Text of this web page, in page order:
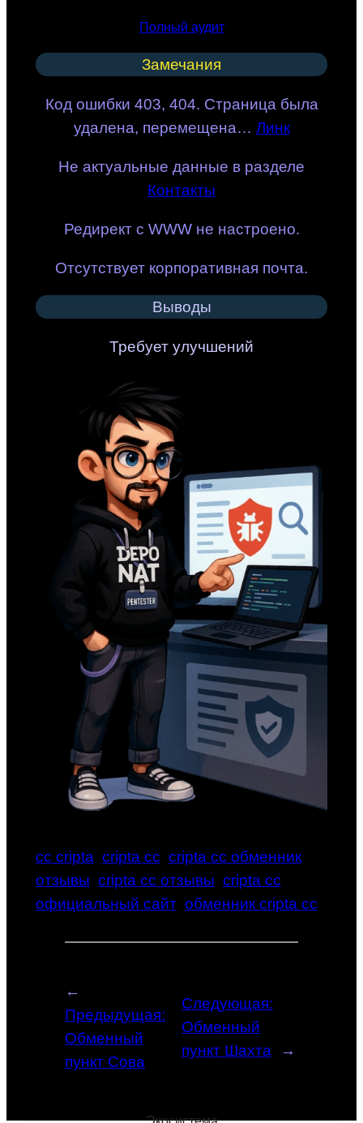
Полный аудит
Замечания
Код ошибки 403, 404. Страница была
удалена, перемещена… Линк
Не актуальные данные в разделе
Контакты
Редирект c WWW не настроено.
Отсутствует корпоративная почта.
Выводы
Требует улучшений
cc cripta cripta cc cripta cc обменник
отзывы cripta cc отзывы cripta cc
официальный сайт обменник cripta cc
←
Предыдущая:
Обменный
пункт Сова
Следующая:
Обменный
пункт Шахта
→